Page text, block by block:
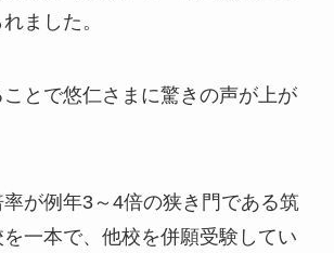
ました。
とで悠仁さまに驚きの声が上が
が例年3～4倍の狭き門である筑
一本で、他校を併願受験してい